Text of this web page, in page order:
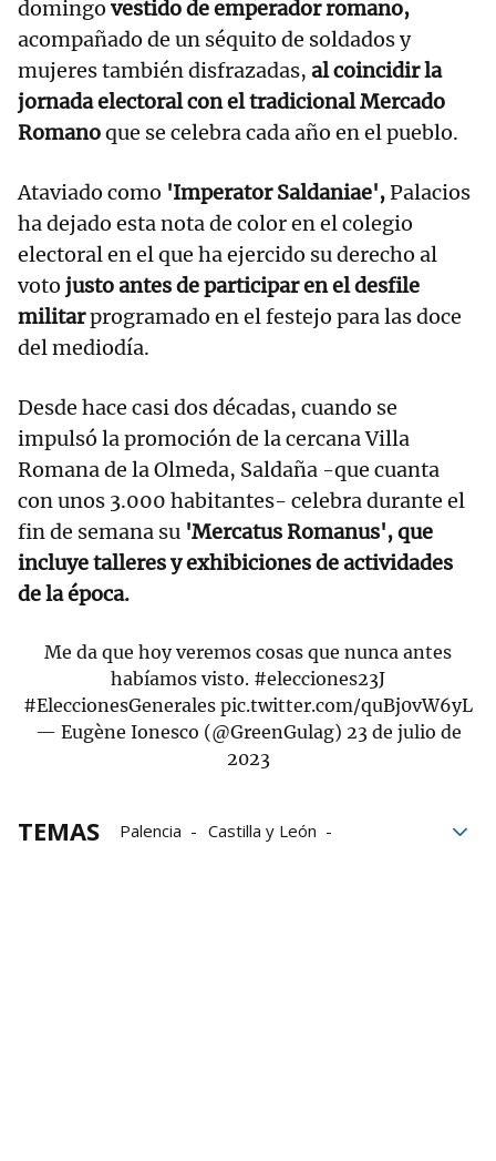
domingo vestido de emperador romano,
acompañado de un séquito de soldados y
mujeres también disfrazadas, al coincidir la
jornada electoral con el tradicional Mercado
Romanoque se celebra cada año en el pueblo.
Ataviado como 'Imperator Saldaniae',Palacios
ha dejado esta nota de color en el colegio
electoral en el que ha ejercido su derecho al
voto justo antes de participar en el desfile
militarprogramado en el festejo para las doce
del mediodía.
Desde hace casi dos décadas, cuando se
impulsó la promoción de la cercana Villa
Romana de la Olmeda, Saldaña -que cuanta
con unos 3.000 habitantes- celebra durante el
fin de semana su 'Mercatus Romanus', que
incluye talleres y exhibiciones de actividades
de la época.
Me da que hoy veremos cosas que nunca antes
habíamos visto. #elecciones23J
#EleccionesGenerales pic.twitter.com/quBj0vW6yL
— Eugène Ionesco (@GreenGulag) 23 de julio de
2023
TEMAS Palencia
Castilla y León